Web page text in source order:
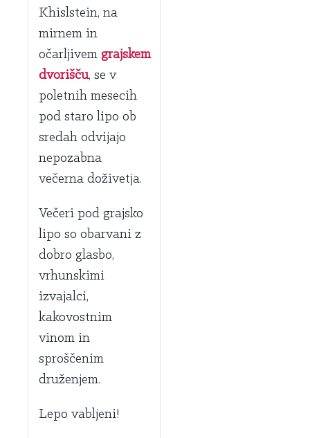
Khislstein, na
mirnem in
očarljivem grajskem
dvorišču, se v
poletnih mesecih
pod staro lipo ob
sredah odvijajo
nepozabna
večerna doživetja.
Večeri pod grajsko
lipo so obarvani z
dobro glasbo,
vrhunskimi
izvajalci,
kakovostnim
vinom in
sproščenim
druženjem.
Lepo vabljeni!